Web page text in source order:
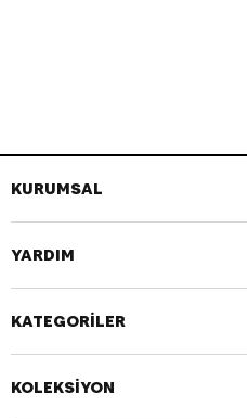
KURUMSAL
YARDIM
KATEGORİLER
KOLEKSİYON